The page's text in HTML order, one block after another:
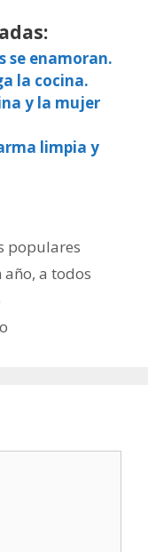
se enamoran.
la cocina.
y la mujer
limpia y
populares
año, a todos